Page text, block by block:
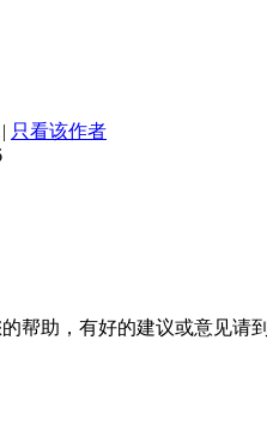
| 只看该作者
帮助，有好的建议或意见请到